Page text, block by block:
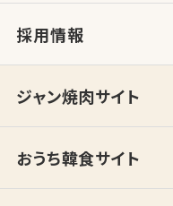
採用情報
ジャン焼肉サイト
おうち韓食サイト